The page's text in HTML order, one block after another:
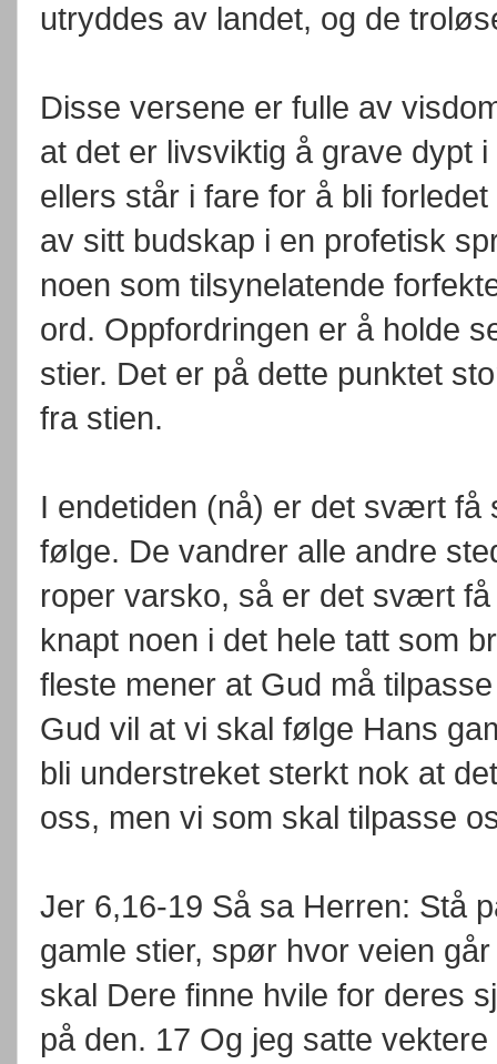
utryddes av landet, og de
Disse versene er fulle av
at det er livsviktig å grave dypt
ellers står i fare for å bli
av sitt budskap i en profetisk
noen som tilsynelatende
ord. Oppfordringen er å holde
stier. Det er på dette punktet
fra stien.
I endetiden (nå) er det svært få
følge. De vandrer alle andre
roper varsko, så er det svært
knapt noen i det hele tatt som
fleste mener at Gud må
Gud vil at vi skal følge Hans
bli understreket sterkt nok at
oss, men vi som skal tilpasse
Jer 6,16-19 Så sa Herren: Stå
gamle stier, spør hvor veien
skal Dere finne hvile for deres
på den. 17 Og jeg satte